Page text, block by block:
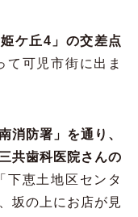
ケ丘4」の交差点
て可児市街に出ま
消防署」を通り、
共歯科医院さんの
下恵土地区センタ
坂の上にお店が見